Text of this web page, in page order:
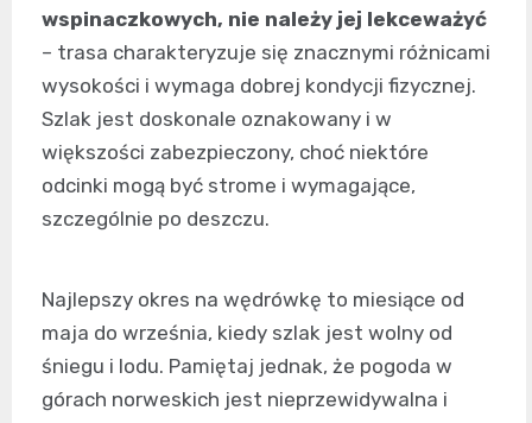
wspinaczkowych, nie należy jej lekceważyć
– trasa charakteryzuje się znacznymi różnicami
wysokości i wymaga dobrej kondycji fizycznej.
Szlak jest doskonale oznakowany i w
większości zabezpieczony, choć niektóre
odcinki mogą być strome i wymagające,
szczególnie po deszczu.
Najlepszy okres na wędrówkę to miesiące od
maja do września, kiedy szlak jest wolny od
śniegu i lodu. Pamiętaj jednak, że pogoda w
górach norweskich jest nieprzewidywalna i